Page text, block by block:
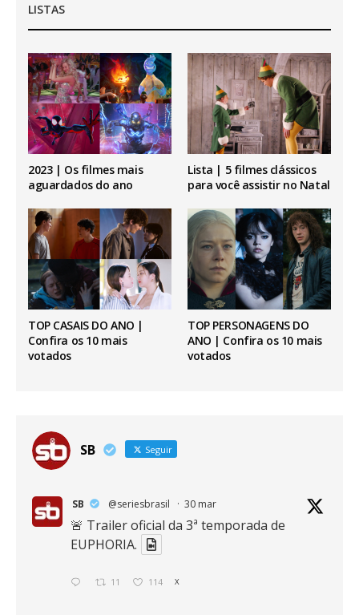
LISTAS
2023 | Os filmes mais
aguardados do ano
Lista | 5 filmes clássicos
para você assistir no Natal
TOP CASAIS DO ANO |
Confira os 10 mais
votados
TOP PERSONAGENS DO
ANO | Confira os 10 mais
votados
SB Seguir
SB @seriesbrasil · 30 mar
🚨 Trailer oficial da 3ª temporada de
EUPHORIA.
11 114 X